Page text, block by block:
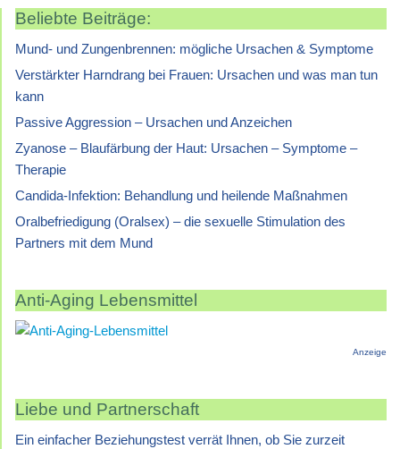
Beliebte Beiträge:
Mund- und Zungenbrennen: mögliche Ursachen & Symptome
Verstärkter Harndrang bei Frauen: Ursachen und was man tun
kann
Passive Aggression – Ursachen und Anzeichen
Zyanose – Blaufärbung der Haut: Ursachen – Symptome –
Therapie
Candida-Infektion: Behandlung und heilende Maßnahmen
Oralbefriedigung (Oralsex) – die sexuelle Stimulation des
Partners mit dem Mund
Anti-Aging Lebensmittel
Anzeige
Liebe und Partnerschaft
Ein einfacher Beziehungstest verrät Ihnen, ob Sie zurzeit